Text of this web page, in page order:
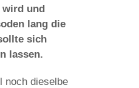
wird und
lang die
sich
lassen.
noch dieselbe